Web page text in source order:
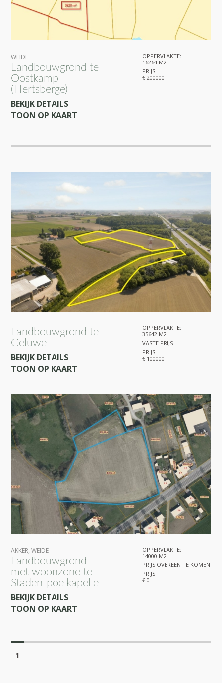
WEIDE
Landbouwgrond te
Oostkamp
(Hertsberge)
BEKIJK DETAILS
TOON OP KAART
OPPERVLAKTE:
16264 M2
PRIJS:
€ 200000
Landbouwgrond te
Geluwe
BEKIJK DETAILS
TOON OP KAART
OPPERVLAKTE:
35642 M2
VASTE PRIJS
PRIJS:
€ 100000
AKKER,WEIDE
Landbouwgrond
met woonzone te
Staden-poelkapelle
BEKIJK DETAILS
TOON OP KAART
OPPERVLAKTE:
14000 M2
PRIJS OVEREEN TE KOMEN
PRIJS:
€ 0
1